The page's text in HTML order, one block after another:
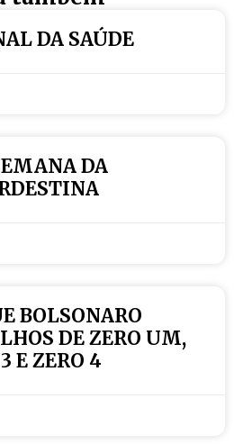
DA SAÚDE
DA
BOLSONARO
DE ZERO UM,
E ZERO 4